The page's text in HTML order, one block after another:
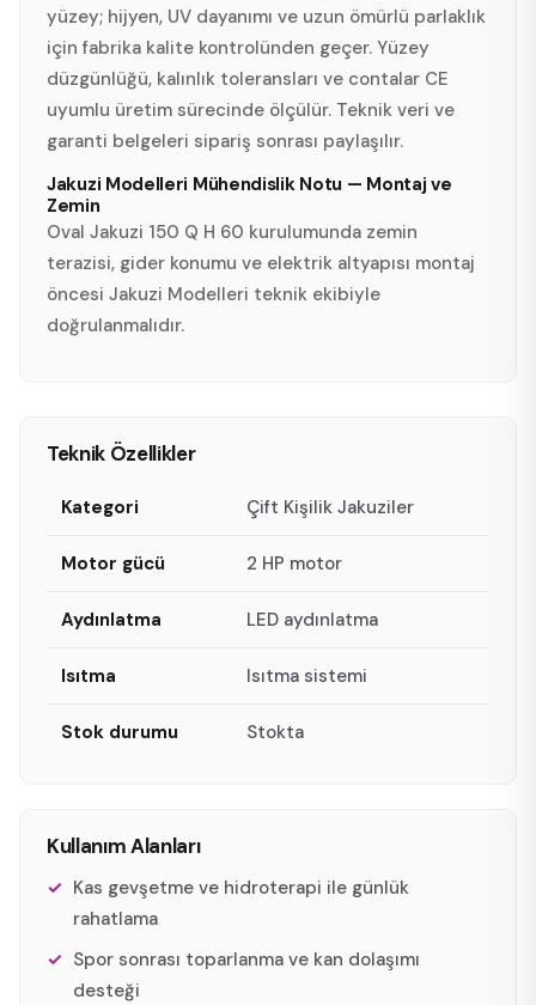
yüzey; hijyen, UV dayanımı ve uzun ömürlü parlaklık
için fabrika kalite kontrolünden geçer. Yüzey
düzgünlüğü, kalınlık toleransları ve contalar CE
uyumlu üretim sürecinde ölçülür. Teknik veri ve
garanti belgeleri sipariş sonrası paylaşılır.
Jakuzi Modelleri Mühendislik Notu — Montaj ve
Zemin
Oval Jakuzi 150 Q H 60 kurulumunda zemin
terazisi, gider konumu ve elektrik altyapısı montaj
öncesi Jakuzi Modelleri teknik ekibiyle
doğrulanmalıdır.
Teknik Özellikler
Kategori Çift Kişilik Jakuziler
Motor gücü 2 HP motor
Aydınlatma LED aydınlatma
Isıtma Isıtma sistemi
Stok durumu Stokta
Kullanım Alanları
Kas gevşetme ve hidroterapi ile günlük
rahatlama
Spor sonrası toparlanma ve kan dolaşımı
desteği